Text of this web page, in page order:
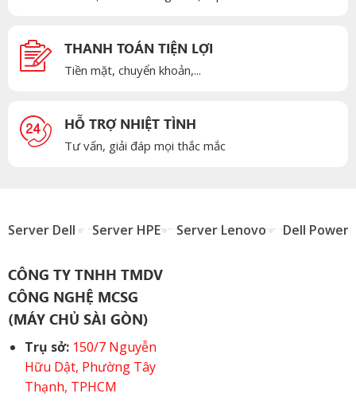
THANH TOÁN TIỆN LỢI
Tiền mặt, chuyển khoản,...
HỖ TRỢ NHIỆT TÌNH
Tư vấn, giải đáp mọi thắc mắc
Server Dell Server HPE Server Lenovo Dell
CÔNG TY TNHH TMDV
CÔNG NGHỆ MCSG
(MÁY CHỦ SÀI GÒN)
Trụ sở: 150/7 Nguyễn
Hữu Dật, Phường Tây
Thạnh, TPHCM